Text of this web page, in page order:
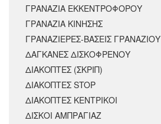
ΓΡΑΝΑΖΙΑ ΕΚΚΕΝΤΡΟΦΟΡΟΥ
ΓΡΑΝΑΖΙΑ ΚΙΝΗΣΗΣ
ΓΡΑΝΑΖΙΕΡΕΣ-ΒΑΣΕΙΣ ΓΡΑΝΑΖΙΟΥ
ΔΑΓΚΑΝΕΣ ΔΙΣΚΟΦΡΕΝΟΥ
ΔΙΑΚΟΠΤΕΣ (ΣΚΡΙΠ)
ΔΙΑΚΟΠΤΕΣ STOP
ΔΙΑΚΟΠΤΕΣ ΚΕΝΤΡΙΚΟΙ
ΔΙΣΚΟΙ ΑΜΠΡΑΓΙΑΖ